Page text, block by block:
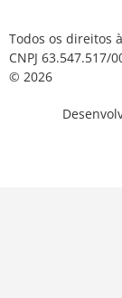
Todos os direitos
CNPJ 63.547.517/
© 2026